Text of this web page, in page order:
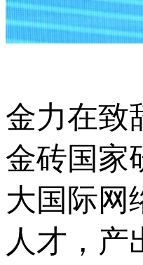
金力在致
金砖国家
大国际网
人才，产